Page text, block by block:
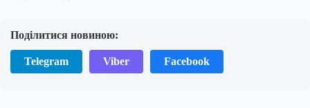
Поділитися новиною:
Telegram Viber Facebook